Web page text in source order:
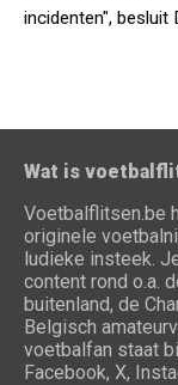
incidenten", besluit
Wat is
Voetbalflitsen.be
originele
ludieke insteek.
content rond o.a.
buitenland, de
Belgisch
voetbalfan staat
Facebook, X,